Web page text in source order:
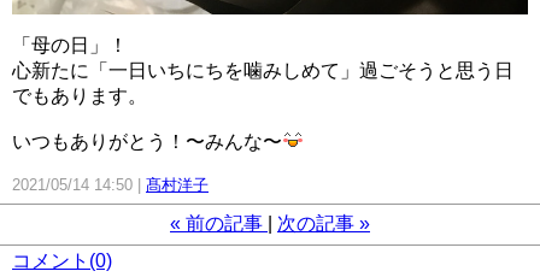
「母の日」！
心新たに「一日いちにちを噛みしめて」過ごそうと思う日
でもあります。
いつもありがとう！〜みんな〜
2021/05/14 14:50 髙村洋子
« 前の記事 次の記事 »
コメント(0)